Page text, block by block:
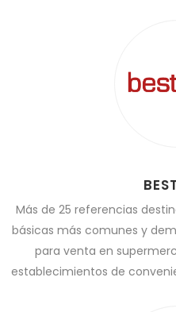
Más de 25 referencias
básicas más comunes y
para venta en
establecimientos de